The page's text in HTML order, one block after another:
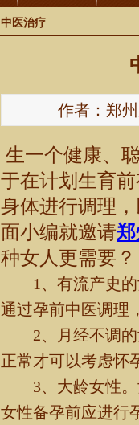
中医治疗
作者：郑
生一个健康、
于在计划生育
身体进行调理
面小编就邀请
种女人更需要？
1、有流产史的
通过孕前中医调理
2、月经不调的
正常才可以考虑怀
3、大龄女性。
女性备孕前应进行